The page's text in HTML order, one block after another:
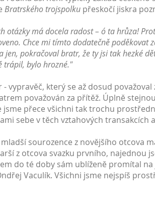
Bratrského trojspolku přeskočí jiskra
otázky má docela radost – ó ta hrůza!
Chce mi tímto dodatečně poděkovat
pokračoval bratr, že ty jsi tak hezké
trápil, bylo hrozné."
který se až dosud považoval
považován za přítěž. Úplně
přece všichni tak trochu
sebe v těch vztahových transakcích
sourozence z novějšího otcova
z otcova svazku prvního, najednou
do té doby sám ublíženě promítal
Vaculík. Všichni jsme nejspíš